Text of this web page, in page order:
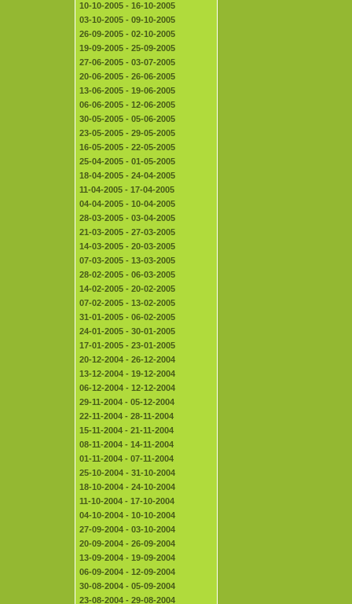
10-10-2005 - 16-10-2005
03-10-2005 - 09-10-2005
26-09-2005 - 02-10-2005
19-09-2005 - 25-09-2005
27-06-2005 - 03-07-2005
20-06-2005 - 26-06-2005
13-06-2005 - 19-06-2005
06-06-2005 - 12-06-2005
30-05-2005 - 05-06-2005
23-05-2005 - 29-05-2005
16-05-2005 - 22-05-2005
25-04-2005 - 01-05-2005
18-04-2005 - 24-04-2005
11-04-2005 - 17-04-2005
04-04-2005 - 10-04-2005
28-03-2005 - 03-04-2005
21-03-2005 - 27-03-2005
14-03-2005 - 20-03-2005
07-03-2005 - 13-03-2005
28-02-2005 - 06-03-2005
14-02-2005 - 20-02-2005
07-02-2005 - 13-02-2005
31-01-2005 - 06-02-2005
24-01-2005 - 30-01-2005
17-01-2005 - 23-01-2005
20-12-2004 - 26-12-2004
13-12-2004 - 19-12-2004
06-12-2004 - 12-12-2004
29-11-2004 - 05-12-2004
22-11-2004 - 28-11-2004
15-11-2004 - 21-11-2004
08-11-2004 - 14-11-2004
01-11-2004 - 07-11-2004
25-10-2004 - 31-10-2004
18-10-2004 - 24-10-2004
11-10-2004 - 17-10-2004
04-10-2004 - 10-10-2004
27-09-2004 - 03-10-2004
20-09-2004 - 26-09-2004
13-09-2004 - 19-09-2004
06-09-2004 - 12-09-2004
30-08-2004 - 05-09-2004
23-08-2004 - 29-08-2004